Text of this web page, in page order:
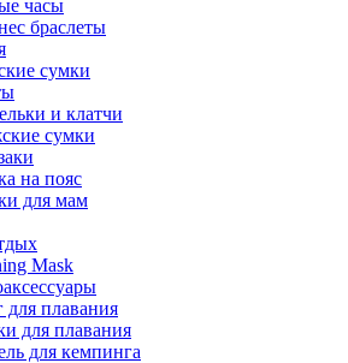
часы
браслеты
сумки
и клатчи
сумки
на пояс
для мам
Mask
для плавания
для плавания
для кемпинга